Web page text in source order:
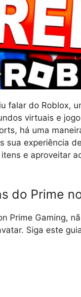
falar do Roblox,
virtuais e
há uma
sua experiência
e aproveitar
do Prime
Prime Gaming,
Siga este